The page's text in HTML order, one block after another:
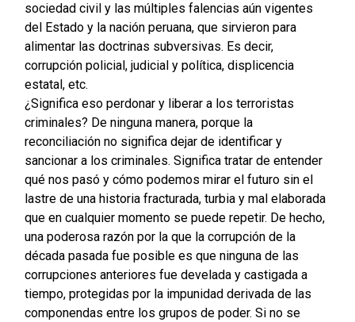
sociedad civil y las múltiples falencias aún vigentes
del Estado y la nación peruana, que sirvieron para
alimentar las doctrinas subversivas. Es decir,
corrupción policial, judicial y política, displicencia
estatal, etc.
¿Significa eso perdonar y liberar a los terroristas
criminales? De ninguna manera, porque la
reconciliación no significa dejar de identificar y
sancionar a los criminales. Significa tratar de entender
qué nos pasó y cómo podemos mirar el futuro sin el
lastre de una historia fracturada, turbia y mal elaborada
que en cualquier momento se puede repetir. De hecho,
una poderosa razón por la que la corrupción de la
década pasada fue posible es que ninguna de las
corrupciones anteriores fue develada y castigada a
tiempo, protegidas por la impunidad derivada de las
componendas entre los grupos de poder. Si no se